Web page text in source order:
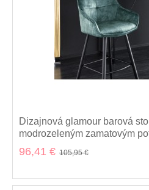
Dizajnová glamour barová
modrozeleným zamatovým
kovovou konštrukciou 100cm
96,41 € 105,95 €